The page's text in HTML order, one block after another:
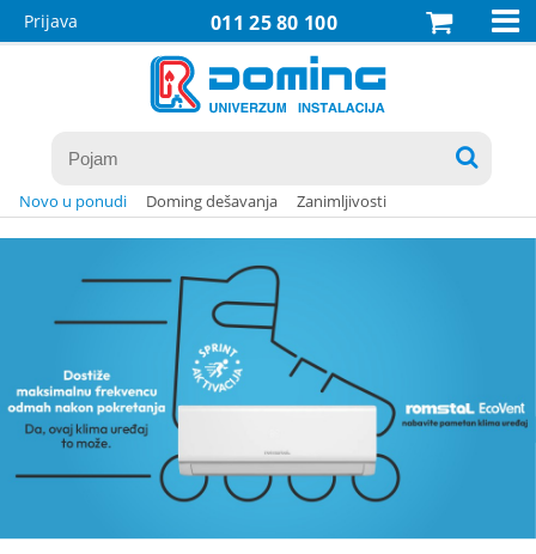
011 25 80 100
Prijava 

Novo u ponudi Doming dešavanja Zanimljivosti